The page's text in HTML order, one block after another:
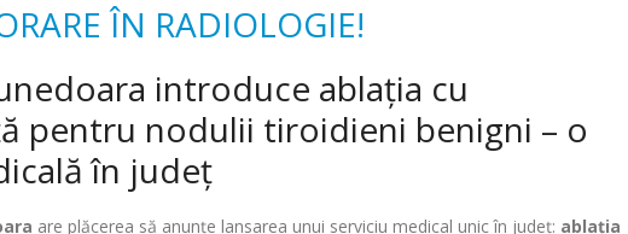
ÎN RADIOLOGIE!
introduce ablația cu
pentru nodulii tiroidieni benigni – o
în județ
are plăcerea să anunțe lansarea unui serviciu medical unic în județ: ablația